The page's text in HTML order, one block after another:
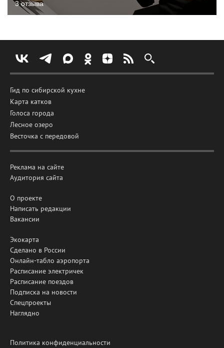
3 отзыва
Гид по сибирской кухне
Карта катков
Голоса города
Лесное озеро
Весточка с передовой
Реклама на сайте
Аудитория сайта
О проекте
Написать редакции
Вакансии
Экокарта
Сделано в России
Онлайн-табло аэропорта
Расписание электричек
Расписание поездов
Подписка на новости
Спецпроекты
Наглядно
Политика конфиденциальности